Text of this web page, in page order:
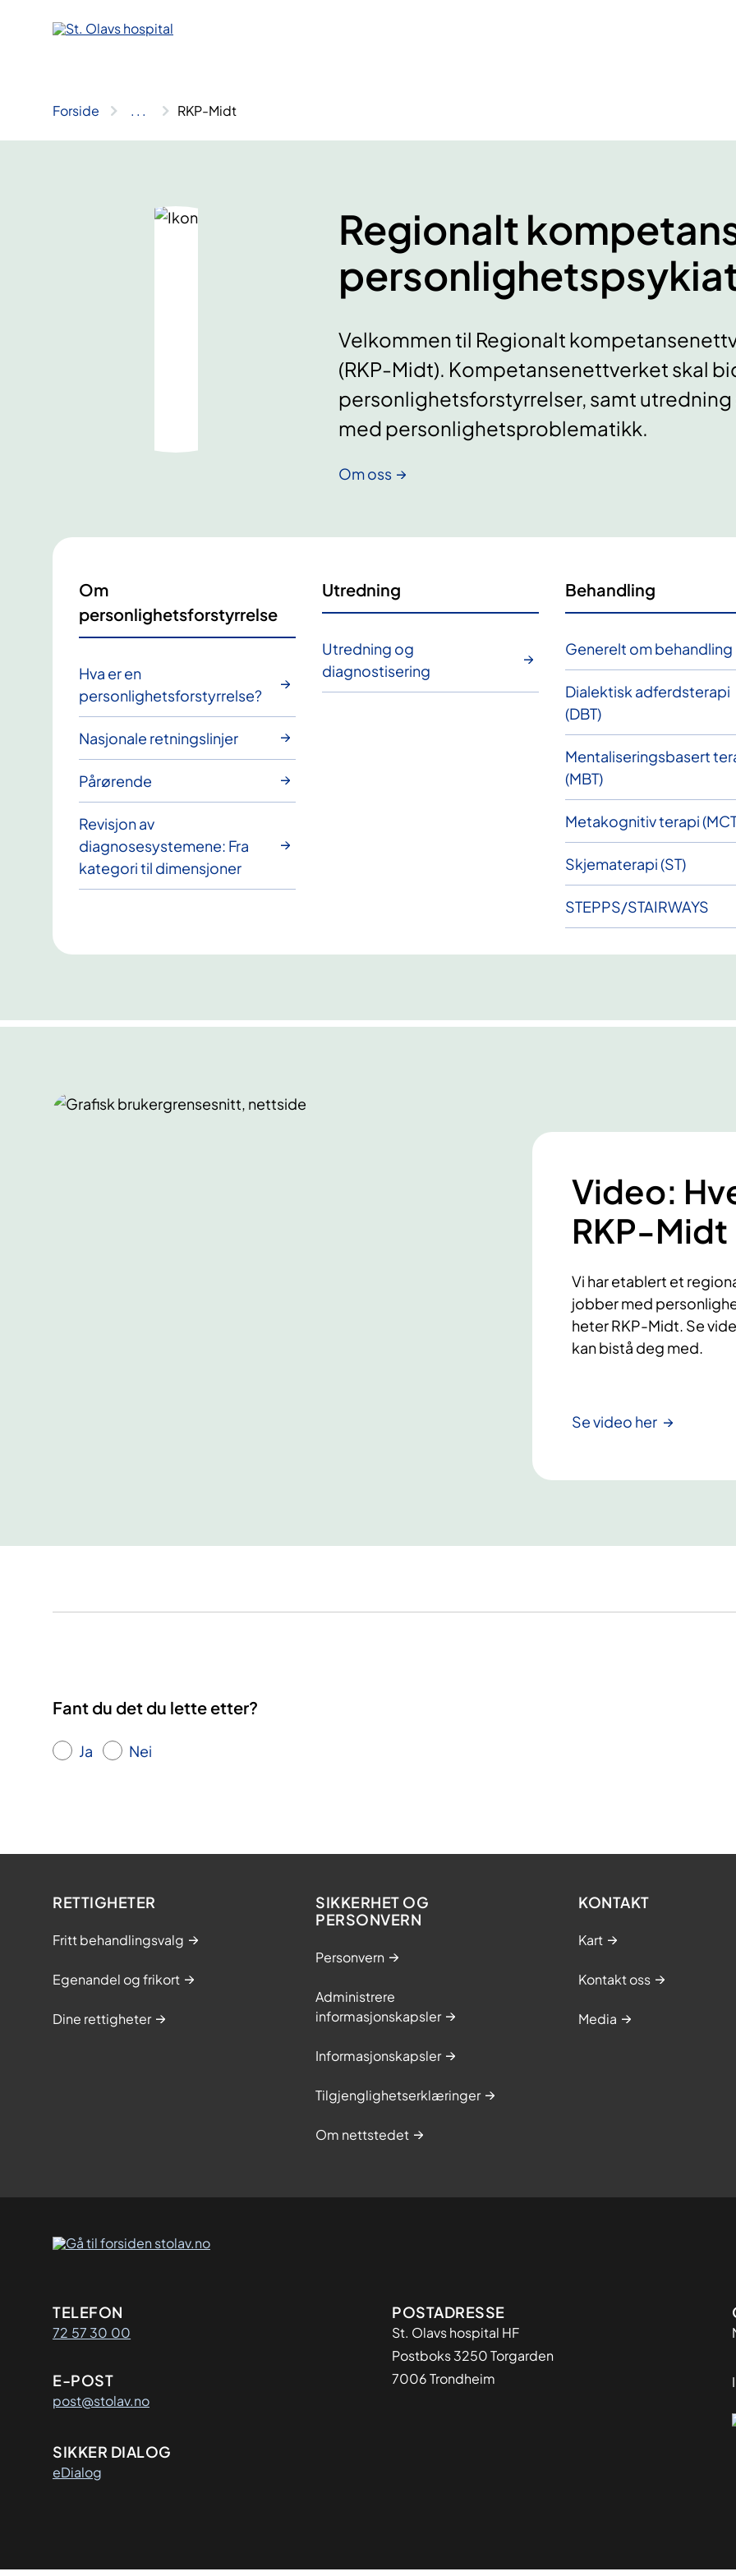
Forside .. . RKP-Midt
Regionalt
Velkommen til Regionalt
(RKP-Midt). Kompetansenettverket skal
personlighetsforstyrrelser, samt
med personlighetsproblematikk.
Om oss
Om
personlighetsforstyrrelse
Hva er en
personlighetsforstyrrelse?
Nasjonale retningslinjer
Pårørende
Revisjon av
diagnosesystemene: Fra
kategori til dimensjoner
Utredning
Utredning og
diagnostisering
Behandling
Generelt om behandling
Dialektisk adferdsterapi
(DBT)
Mentaliseringsbasert
(MBT)
Metakognitiv terapi
Skjematerapi (ST)
STEPPS/STAIRWAYS
Video:
RKP-Midt
Vi har etablert et
jobber med
heter RKP-Midt. Se
kan bistå deg med.
Se video her
Fant du det du lette etter?
Ja Nei
RETTIGHETER
Fritt behandlingsvalg
Egenandel og frikort
Dine rettigheter
SIKKERHET OG
PERSONVERN
Personvern
Administrere
informasjonskapsler
Informasjonskapsler
Tilgjenglighetserklæringer
Om nettstedet
KONTAKT
Kart
Kontakt oss
Media
Kontaktinformasjon
TELEFON
72 57 30 00
E-POST
post@stolav.no
SIKKER DIALOG
eDialog
Adresse
POSTADRESSE
St. Olavs hospital HF
Postboks 3250 Torgarden
7006 Trondheim